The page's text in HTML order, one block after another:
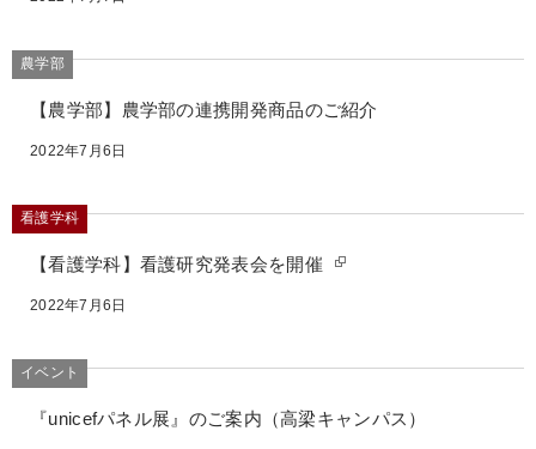
農学部
【農学部】農学部の連携開発商品のご紹介
2022年7月6日
看護学科
【看護学科】看護研究発表会を開催
2022年7月6日
イベント
『unicefパネル展』のご案内（高梁キャンパス）